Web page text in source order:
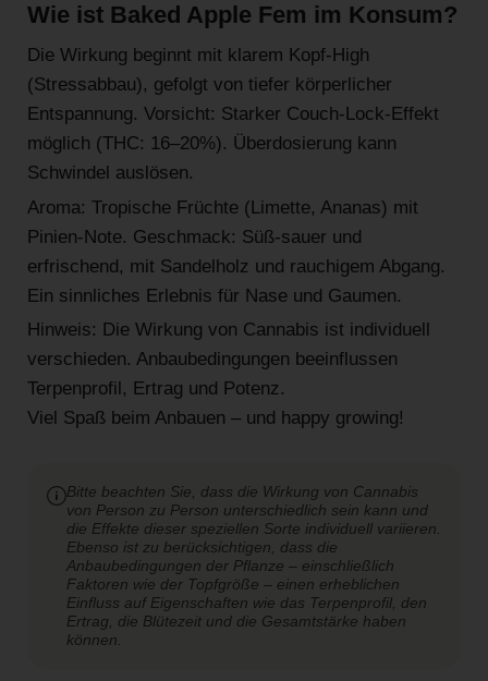
Wie ist Baked Apple Fem im Konsum?
Die Wirkung beginnt mit klarem Kopf-High
(Stressabbau), gefolgt von tiefer körperlicher
Entspannung. Vorsicht: Starker Couch-Lock-Effekt
möglich (THC: 16–20%). Überdosierung kann
Schwindel auslösen.
Aroma: Tropische Früchte (Limette, Ananas) mit
Pinien-Note. Geschmack: Süß-sauer und
erfrischend, mit Sandelholz und rauchigem Abgang.
Ein sinnliches Erlebnis für Nase und Gaumen.
Hinweis: Die Wirkung von Cannabis ist individuell
verschieden. Anbaubedingungen beeinflussen
Terpenprofil, Ertrag und Potenz.
Viel Spaß beim Anbauen – und happy growing!
Bitte beachten Sie, dass die Wirkung von Cannabis
von Person zu Person unterschiedlich sein kann und
die Effekte dieser speziellen Sorte individuell variieren.
Ebenso ist zu berücksichtigen, dass die
Anbaubedingungen der Pflanze – einschließlich
Faktoren wie der Topfgröße – einen erheblichen
Einfluss auf Eigenschaften wie das Terpenprofil, den
Ertrag, die Blütezeit und die Gesamtstärke haben
können.